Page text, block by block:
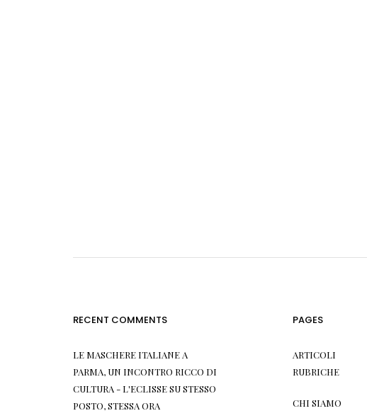
RECENT COMMENTS
LE MASCHERE ITALIANE A
PARMA, UN INCONTRO RICCO DI
CULTURA - L'ECLISSESUSTESSO
POSTO, STESSA ORA
PAGES
ARTICOLI
RUBRICHE
CHI SIAMO